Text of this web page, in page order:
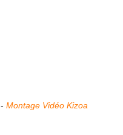
- Montage Vidéo Kizoa